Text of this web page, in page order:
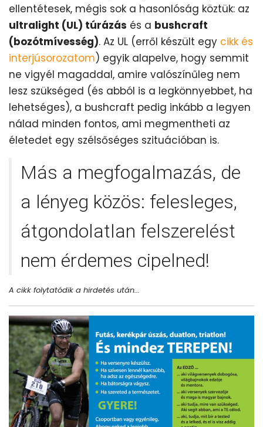
ellentétesek, mégis sok a hasonlóság köztük: az
ultralight (UL) túrázás és a bushcraft
(bozótmívesség). Az UL (erről készült egy cikk és
interjúsorozatom) egyik alapelve, hogy semmit
ne vigyél magaddal, amire valószínűleg nem
lesz szükséged (és abból is a legkönnyebbet, ha
lehetséges), a bushcraft pedig inkább a legyen
nálad minden fontos, ami megmentheti az
életedet egy szélsőséges szituációban is.
Más a megfogalmazás, de
a lényeg közös: felesleges,
átgondolatlan felszerelést
nem érdemes cipelned!
A cikk folytatódik a hirdetés után...